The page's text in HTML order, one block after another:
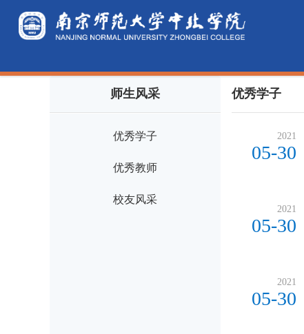
师生风采
优秀学子
优秀教师
校友风采
优秀学子
2021
05-30
2021
05-30
2021
05-30